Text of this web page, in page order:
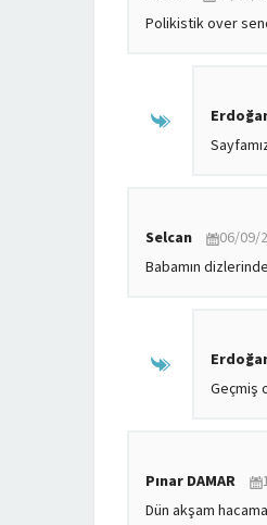
Polikistik over
Selcan
06/09/
Babamın
Geçmiş
Pınar DAMAR
Dün akşam